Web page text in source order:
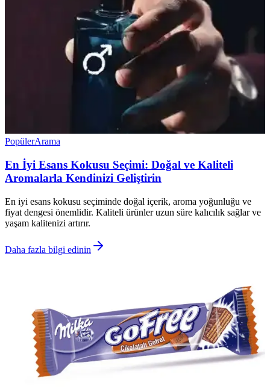
PopülerArama
En İyi Esans Kokusu Seçimi: Doğal ve Kaliteli
Aromalarla Kendinizi Geliştirin
En iyi esans kokusu seçiminde doğal içerik, aroma yoğunluğu ve
fiyat dengesi önemlidir. Kaliteli ürünler uzun süre kalıcılık sağlar ve
yaşam kalitenizi artırır.
Daha fazla bilgi edinin